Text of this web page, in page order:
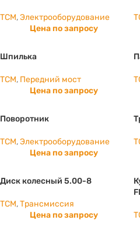
TCM,Электрооборудование
Цена по запросу
Шпилька
TCM, Передний мост
Цена по запросу
Поворотник
TCM,Электрооборудование
Цена по запросу
Диск колесный 5.00-8
TCM,Трансмиссия
Цена по запросу